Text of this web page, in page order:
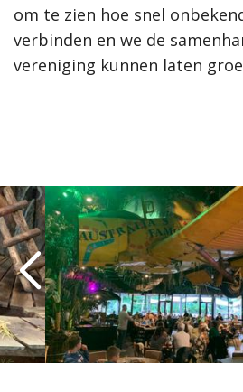
om te zien hoe snel
verbinden en we de
vereniging kunnen laten